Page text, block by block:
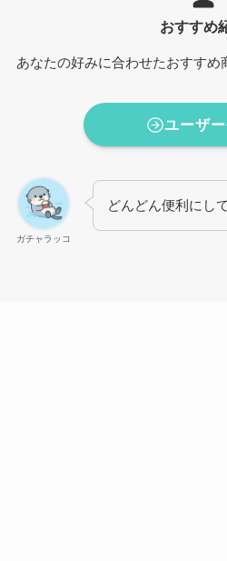
おすすめ
あなたの好みに合わせたおすすめ
ユーザ
ガチャラッコ
どんどん便利にし